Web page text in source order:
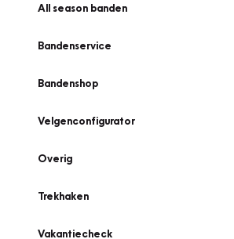
All season banden
Bandenservice
Bandenshop
Velgenconfigurator
Overig
Trekhaken
Vakantiecheck